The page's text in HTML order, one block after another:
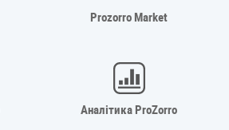
Prozorro Market
Аналітика ProZorro